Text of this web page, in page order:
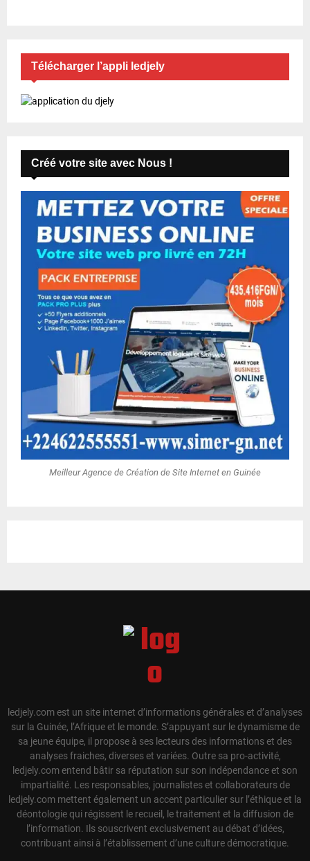
Télécharger l’appli ledjely
Créé votre site avec Nous !
Meilleur Agence de Création de Site Internet en Guinée
ledjely.com est un site internet d’informations générales et d’analyses
sur la Guinée, l’Afrique et le monde. S’appuyant sur le dynamisme de
sa jeune équipe, il propose à ses lecteurs des informations et des
analyses fraiches, diverses et variées. Outre sa pro-activité,
ledjely.com entend bâtir sa réputation sur son indépendance et son
impartialité. Les responsables, journalistes et collaborateurs de
ledjely.com mettent également un accent particulier sur l’éthique et la
déontologie qui régissent le recueil, le traitement et la diffusion de
l’information. Ils souscrivent exclusivement au débat d’idées,
contribuant ainsi à l’établissement d’une culture démocratique.